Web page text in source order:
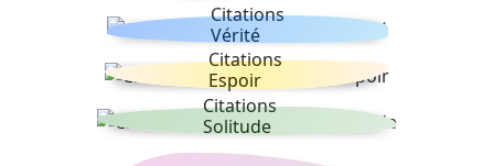
Citations
Vérité
Citations
Espoir
Citations
Solitude